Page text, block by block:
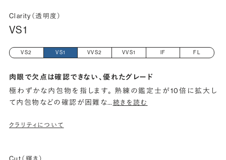
Clarity（透明度）
VS1
VS2 VS1 VVS2 VVS1 IF FL
肉眼で欠点は確認できない、優れたグレード
極わずかな内包物を指します。 熟練の鑑定士が10倍に拡大し
て内包物などの確認が困難な…続きを読む
クラリティについて